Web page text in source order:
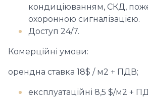
кондиціюванням, СКД,
охоронною сигналізацією.
Доступ 24/7.
Комерційні умови:
орендна ставка 18$ / м2 + ПДВ;
експлуатаційні 8,5 $/м2 +